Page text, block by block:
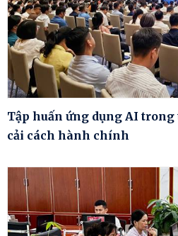
Tập huấn ứng dụng AI
cải cách hành chính